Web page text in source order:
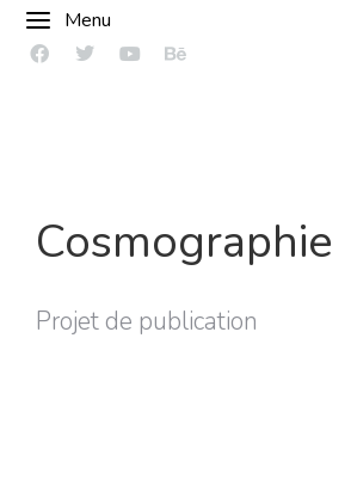
Menu
Cosmographie
Projet de publication